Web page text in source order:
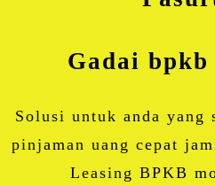
Gadai bpkb
Solusi untuk anda yang
pinjaman uang cepat
Leasing BPKB